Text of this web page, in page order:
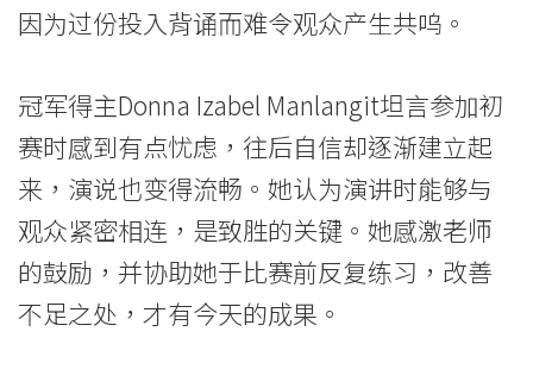
会
学
因为过份投入背诵而难令观众产生共呜。
冠军得主Donna Izabel Manlangit坦言参加初
赛时感到有点忧虑，往后自信却逐渐建立起
来，演说也变得流畅。她认为演讲时能够与
观众紧密相连，是致胜的关键。她感激老师
的鼓励，并协助她于比赛前反复练习，改善
不足之处，才有今天的成果。